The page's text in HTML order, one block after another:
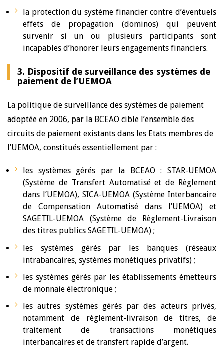
la protection du système financier contre d’éventuels
effets de propagation (dominos) qui peuvent
survenir si un ou plusieurs participants sont
incapables d’honorer leurs engagements financiers.
3. Dispositif de surveillance des systèmes de
paiement de l’UEMOA
La politique de surveillance des systèmes de paiement
adoptée en 2006, par la BCEAO cible l’ensemble des
circuits de paiement existants dans les Etats membres de
l’UEMOA, constitués essentiellement par :
les systèmes gérés par la BCEAO : STAR-UEMOA
(Système de Transfert Automatisé et de Règlement
dans l’UEMOA), SICA-UEMOA (Système Interbancaire
de Compensation Automatisé dans l’UEMOA) et
SAGETIL-UEMOA (Système de Règlement-Livraison
des titres publics SAGETIL-UEMOA) ;
les systèmes gérés par les banques (réseaux
intrabancaires, systèmes monétiques privatifs) ;
les systèmes gérés par les établissements émetteurs
de monnaie électronique ;
les autres systèmes gérés par des acteurs privés,
notamment de règlement-livraison de titres, de
traitement de transactions monétiques
interbancaires et de transfert rapide d’argent.